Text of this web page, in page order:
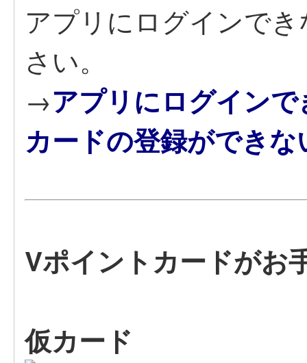
アプリにログインで
さい。
→アプリにログイン
カードの登録ができな
Vポイントカードがお
仮カード